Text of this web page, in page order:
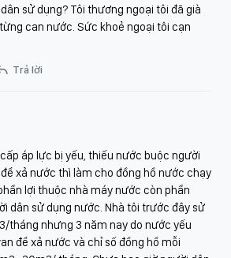
sử dụng? Tôi thương ngoại tôi đã già
can nước. Sức khoẻ ngoại tôi cạn
Trả lời
áp lực bị yếu, thiếu nước buộc người
xả nước thì làm cho đồng hồ nước chạy
lợi thuộc nhà máy nước còn phần
dân sử dụng nước. Nhà tôi trước đây sử
tháng nhưng 3 năm nay do nước yếu
để xả nước và chỉ số đồng hồ mỗi